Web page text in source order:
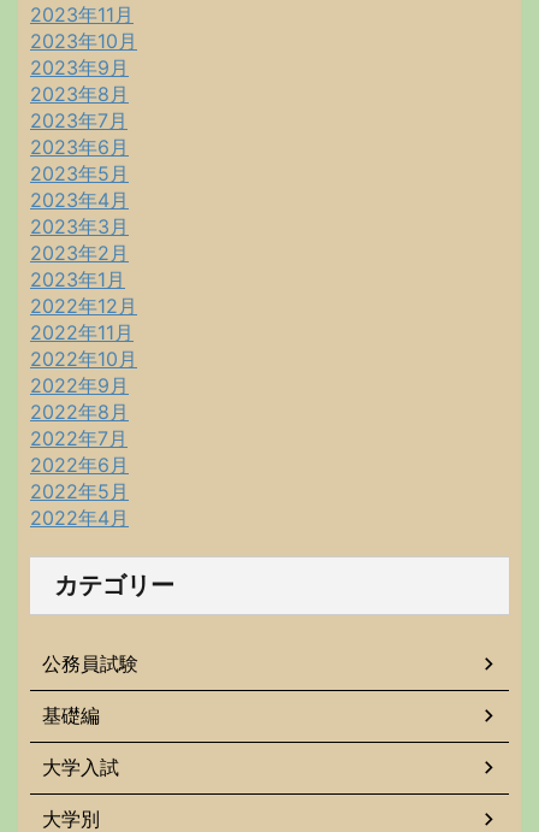
2023年11月
2023年10月
2023年9月
2023年8月
2023年7月
2023年6月
2023年5月
2023年4月
2023年3月
2023年2月
2023年1月
2022年12月
2022年11月
2022年10月
2022年9月
2022年8月
2022年7月
2022年6月
2022年5月
2022年4月
カテゴリー
公務員試験
基礎編
大学入試
大学別